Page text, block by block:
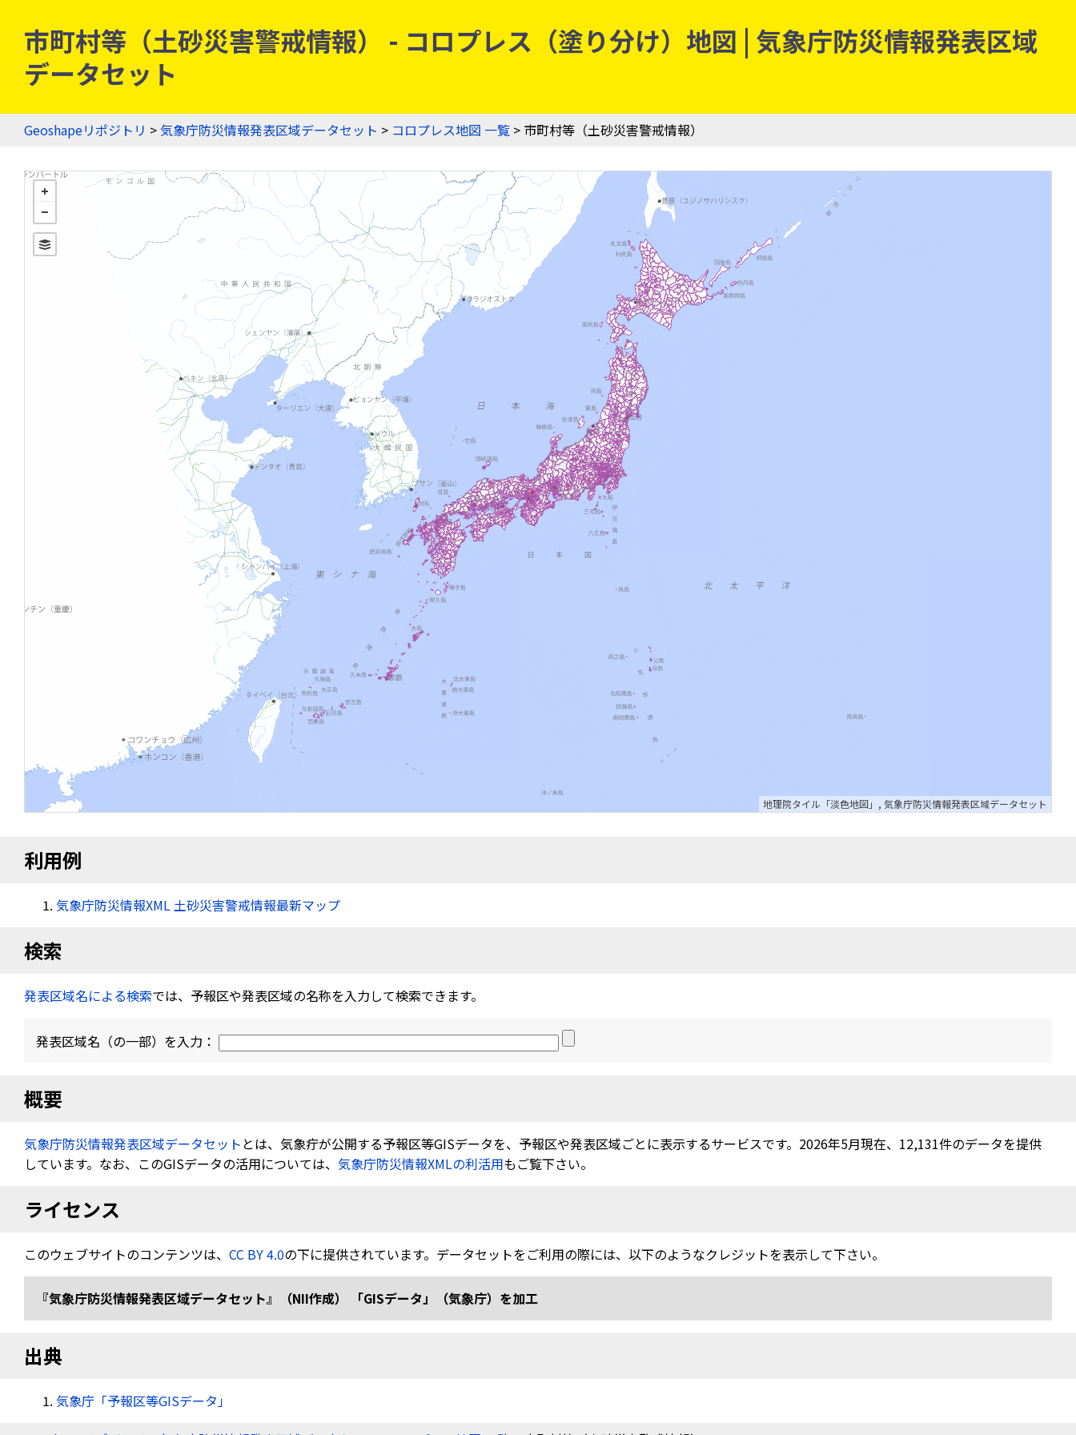
市町村等（土砂災害警戒情報） - コロプレス（塗り分け）地図 | 気象庁防災情報発表区域
データセット
Geoshapeリポジトリ >気象庁防災情報発表区域データセット > コロプレス地図 一覧 > 市町村等（土砂災害警戒情報）
地理院タイル「淡色地図」 , 気象庁防災情報発表区域データセット
利用例
気象庁防災情報XML 土砂災害警戒情報最新マップ
検索
発表区域名による検索では、予報区や発表区域の名称を入力して検索できます。
発表区域名（の一部）を入力：
概要
気象庁防災情報発表区域データセット とは、気象疔が公開する予報区等GISデータを、予報区や発表区域ごとに表示するサービスです。2026年5月現在、12,131件のデータを提供
しています。なお、このGISデータの活用については、 気象庁防災情報XMLの利活用もご覧下さい。
ライセンス
このウェブサイトのコンテンツは、 CC BY 4.0の下に提供されています。データセットをご利用の際には、以下のようなクレジットを表示して下さい。
『気象庁防災情報発表区域データセット』（NII作成） 「GISデータ」（気象庁）を加工
出典
気象庁「予報区等GISデータ」